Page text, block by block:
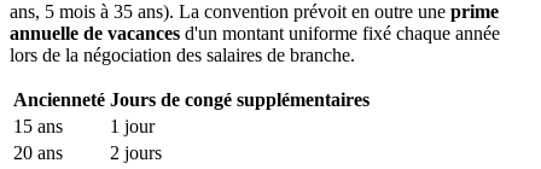
ans, 5 mois à 35 ans). La convention prévoit en outre une prime
annuelle de vacances d'un montant uniforme fixé chaque année
lors de la négociation des salaires de branche.
Ancienneté Jours de congé supplémentaires
15 ans
1 jour
20 ans
2 jours